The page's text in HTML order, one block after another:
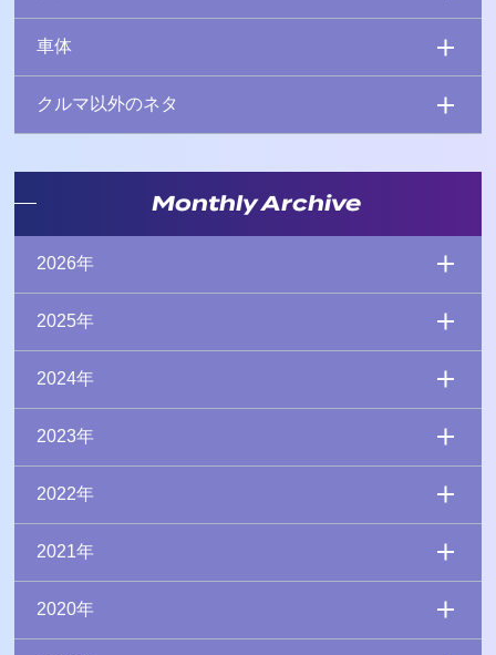
車体
クルマ以外のネタ
Monthly Archive
2026年
2025年
2024年
2023年
2022年
2021年
2020年